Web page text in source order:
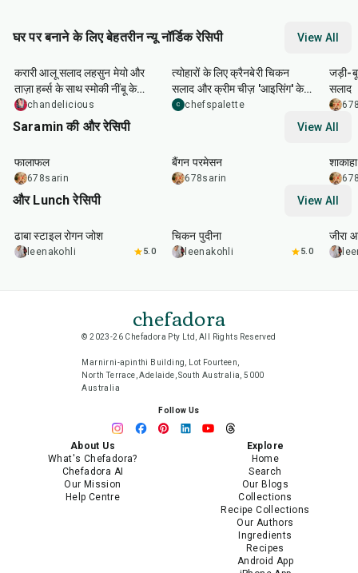
घर पर बनाने के लिए बेहतरीन न्यू नॉर्डिक रेसिपी View All
min
करारी आलू सलाद लहसुन मेयो और
ताज़ा हर्ब्स के साथ स्मोकी नींबू के
साथ परोसी गई
chandelicious
min
त्योहारों के लिए क्रैनबेरी चिकन
सलाद और क्रीम चीज़ 'आइसिंग' के
साथ यूल लॉग सैंडविच केक
C chefspalette
जड़ी-
सलाद
Saramin की और रेसिपी View All
फालाफल
678sarin
बैंगन परमेसन
678sarin
और Lunch रेसिपी View All
1
ढाबा स्टाइल रोगन जोश
leenakohli 5.0
चिकन पुदीना
leenakohli 5.0
जीरा
chefadora
© 2023-26 Chefadora Pty Ltd, All Rights Reserved
Marnirni-apinthi Building, Lot Fourteen,
North Terrace, Adelaide, South Australia, 5000
Australia
Follow Us
About Us
What's Chefadora?
Chefadora AI
Our Mission
Help Centre
Explore
Home
Search
Our Blogs
Collections
Recipe Collections
Our Authors
Ingredients
Recipes
Android App